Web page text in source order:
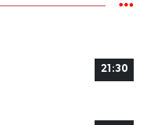
21:30